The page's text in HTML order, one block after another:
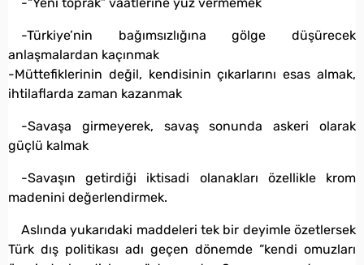
-“Yeni toprak” vaatlerine yüz vermemek
-Türkiye’nin bağımsızlığına gölge düşürecek
anlaşmalardan kaçınmak
-Müttefiklerinin değil, kendisinin çıkarlarını esas almak,
ihtilaflarda zaman kazanmak
-Savaşa girmeyerek, savaş sonunda askeri olarak
güçlü kalmak
-Savaşın getirdiği iktisadi olanakları özellikle krom
madenini değerlendirmek.
Aslında yukarıdaki maddeleri tek bir deyimle özetlersek
Türk dış politikası adı geçen dönemde “kendi omuzları